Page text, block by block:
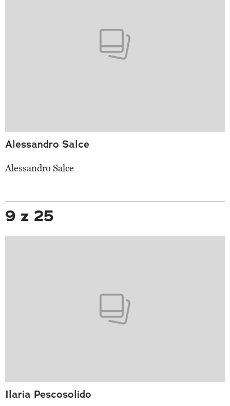
Alessandro Salce
Alessandro Salce
9 z 25
Ilaria Pescosolido